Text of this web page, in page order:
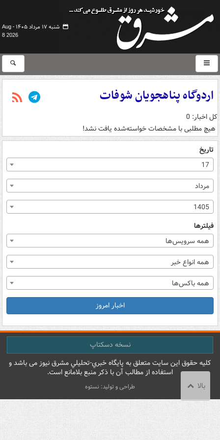
شنبه ۱۷ مرداد ۱۴۰۵ -
Aug
8 2026
اردوگاه پناهجویان شوفات
کل اخبار: 0
هیچ مطلبی با مشخصات خواسته‌شده یافت نشد!
تاریخ
17
مرداد
1405
فیلترها
همه سرویس‌ها
همه انواع خبر
همه باکس‌ها
اخبار امروز
نسخه دسکتاپ
کليه حقوق اين سايت متعلق به پایگاه خبري-تحليلي مشرق نيوز می باشد و
استفاده از مطالب آن با ذکر منبع بلامانع است.
طراحی و تولید: نستوه بالا